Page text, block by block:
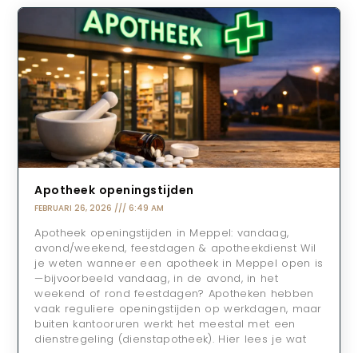
Apotheek openingstijden
FEBRUARI 26, 2026 6:49 AM
Apotheek openingstijden in Meppel: vandaag,
avond/weekend, feestdagen & apotheekdienst Wil
je weten wanneer een apotheek in Meppel open is
—bijvoorbeeld vandaag, in de avond, in het
weekend of rond feestdagen? Apotheken hebben
vaak reguliere openingstijden op werkdagen, maar
buiten kantooruren werkt het meestal met een
dienstregeling (dienstapotheek). Hier lees je wat